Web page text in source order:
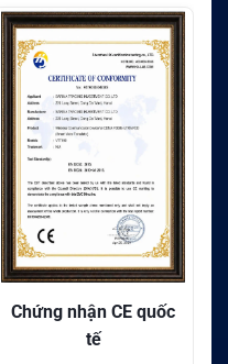
Chứng nhận FC quốc
tế